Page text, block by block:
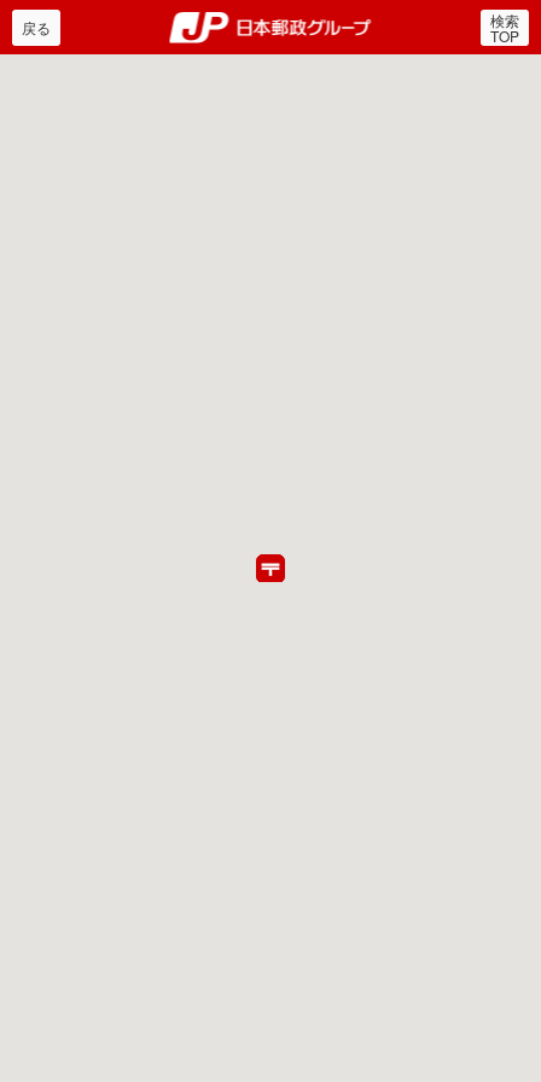
郵便局・日本郵政グルー
戻る 検索
TOP